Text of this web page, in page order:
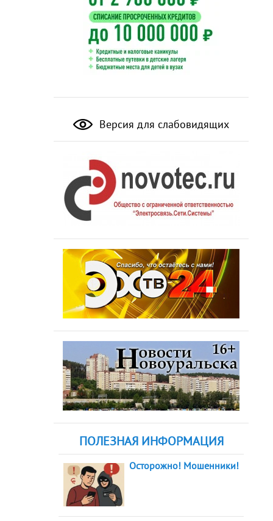
Версия для слабовидящих
ПОЛЕЗНАЯ ИНФОРМАЦИЯ
Осторожно! Мошенники!